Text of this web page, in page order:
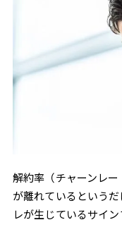
解約率（チャーンレ
が離れているという
レが生じているサイ